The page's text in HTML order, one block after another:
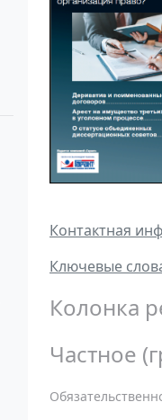
Контактная
Ключевые
Колонка
Частное